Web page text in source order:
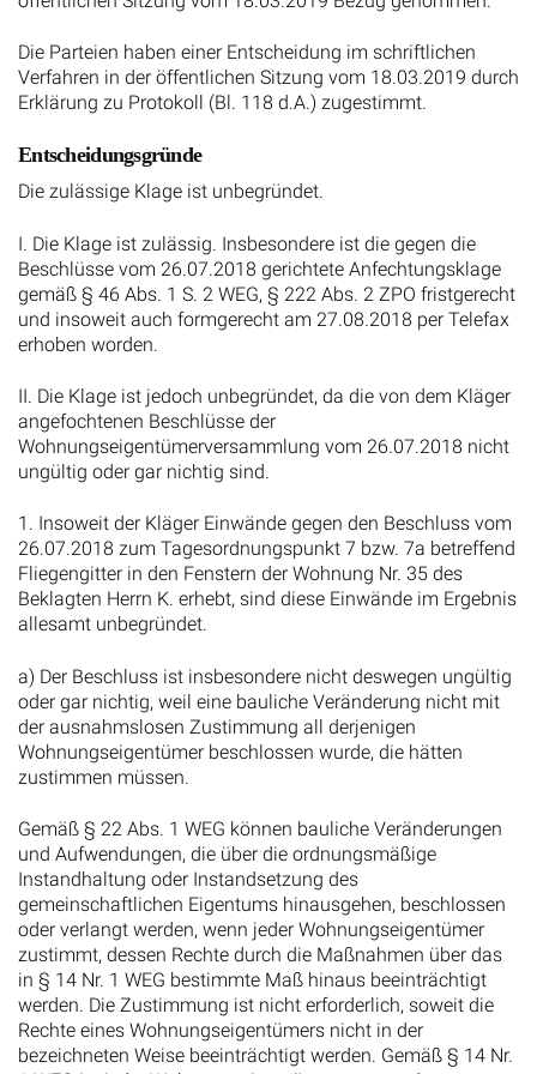
Die Parteien haben einer Entscheidung im schriftlichen
Erklärung zu Protokoll (Bl. 118 d.A.) zugestimmt.
Entscheidungsgründe
Die zulässige Klage ist unbegründet.
I. Die Klage ist zulässig. Insbesondere ist die gegen die
gemäß § 46 Abs. 1 S. 2 WEG, § 222 Abs. 2 ZPO fristgerecht
und insoweit auch formgerecht am 27.08.2018 per Telefax
erhoben worden.
II. Die Klage ist jedoch unbegründet, da die von dem Kläger
Wohnungseigentümerversammlung vom 26.07.2018 nicht
ungültig oder gar nichtig sind.
1. Insoweit der Kläger Einwände gegen den Beschluss vom
Fliegengitter in den Fenstern der Wohnung Nr. 35 des
Beklagten Herrn K. erhebt, sind diese Einwände im Ergebnis
allesamt unbegründet.
a) Der Beschluss ist insbesondere nicht deswegen ungültig
der ausnahmslosen Zustimmung all derjenigen
Wohnungseigentümer beschlossen wurde, die hätten
zustimmen müssen.
Gemäß § 22 Abs. 1 WEG können bauliche Veränderungen
Instandhaltung oder Instandsetzung des
gemeinschaftlichen Eigentums hinausgehen, beschlossen
oder verlangt werden, wenn jeder Wohnungseigentümer
zustimmt, dessen Rechte durch die Maßnahmen über das
in § 14 Nr. 1 WEG bestimmte Maß hinaus beeinträchtigt
werden. Die Zustimmung ist nicht erforderlich, soweit die
Rechte eines Wohnungseigentümers nicht in der
bezeichneten Weise beeinträchtigt werden. Gemäß § 14 Nr.
1 WEG ist jeder Wohnungseigentümer unter anderem
verpflichtet, von den im Sondereigentum stehenden